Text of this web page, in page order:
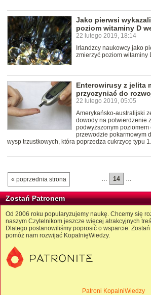
Jako pierwsi
poziom witaminy D
22 lutego 2019, 18:14
Irlandzcy naukowcy jako
zmierzyć poziom witaminy
Enterowirusy z jelita
przyczyniać do
22 lutego 2019, 05:05
Amerykańsko-australijski
dowody na potwierdzenie
podwyższonym
przewodzie pokarmowym
wysp trzustkowych, która poprzedza cukrzycę typu 1.
« poprzednia strona … 14 …
Zostań Patronem
Od 2006 roku popularyzujemy naukę. Chcemy się
naszym Czytelnikom jeszcze więcej atrakcyjnych
Dlatego postanowiliśmy poprosić o wsparcie.
pomóż nam rozwijać KopalnięWiedzy.
Patroni KopalniWiedzy